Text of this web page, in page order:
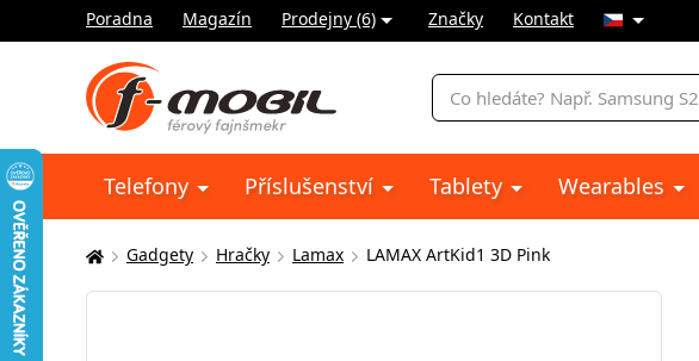
Poradna Magazín Prodejny (6) Značky Kontakt
Vyhledávání
Telefony Příslušenství Tablety Wearables
Zde
se
Gadgety Hračky Lamax LAMAX ArtKid1 3D Pink